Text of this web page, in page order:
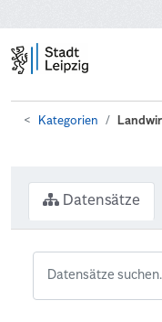
Kategorien
Datensätze